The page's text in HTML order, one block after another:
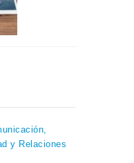
y Relaciones